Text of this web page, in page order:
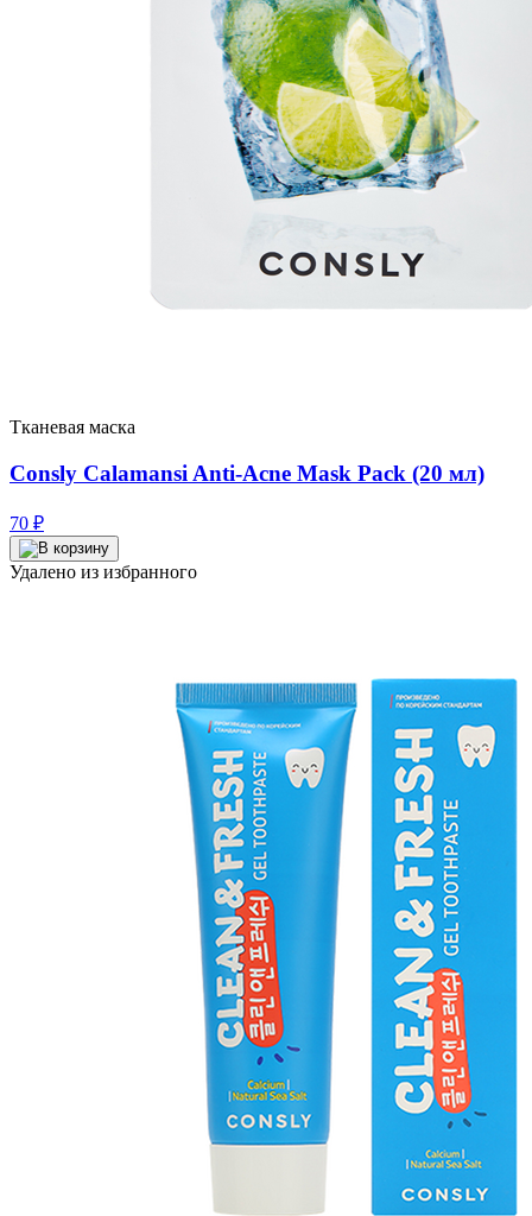
Тканевая маска
Consly Calamansi Anti-Acne Mask Pack (20 мл)
70 ₽
Удалено из избранного